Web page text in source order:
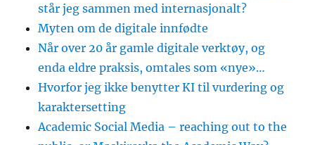
står jeg sammen med internasjonalt?
Myten om de digitale innfødte
Når over 20 år gamle digitale verktøy, og
enda eldre praksis, omtales som «nye»…
Hvorfor jeg ikke benytter KI til vurdering og
karaktersetting
Academic Social Media – reaching out to the